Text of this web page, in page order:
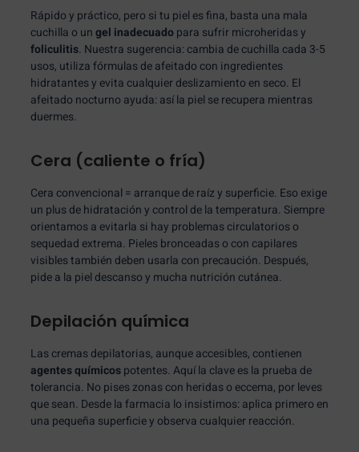
Rápido y práctico, pero si tu piel es fina, basta una mala
cuchilla o ungel inadecuadopara sufrir microheridas y
foliculitis. Nuestra sugerencia: cambia de cuchilla cada 3-5
usos, utiliza fórmulas de afeitado con ingredientes
hidratantes y evita cualquier deslizamiento en seco. El
afeitado nocturno ayuda: así la piel se recupera mientras
duermes.
Cera (caliente o fría)
Cera convencional = arranque de raíz y superficie. Eso exige
un plus de hidratación y control de la temperatura. Siempre
orientamos a evitarla si hay problemas circulatorios o
sequedad extrema. Pieles bronceadas o con capilares
visibles también deben usarla con precaución. Después,
pide a la piel descanso y mucha nutrición cutánea.
Depilación química
Las cremas depilatorias, aunque accesibles, contienen
agentes químicospotentes. Aquí la clave es la prueba de
tolerancia. No pises zonas con heridas o eccema, por leves
que sean. Desde la farmacia lo insistimos: aplica primero en
una pequeña superficie y observa cualquier reacción.